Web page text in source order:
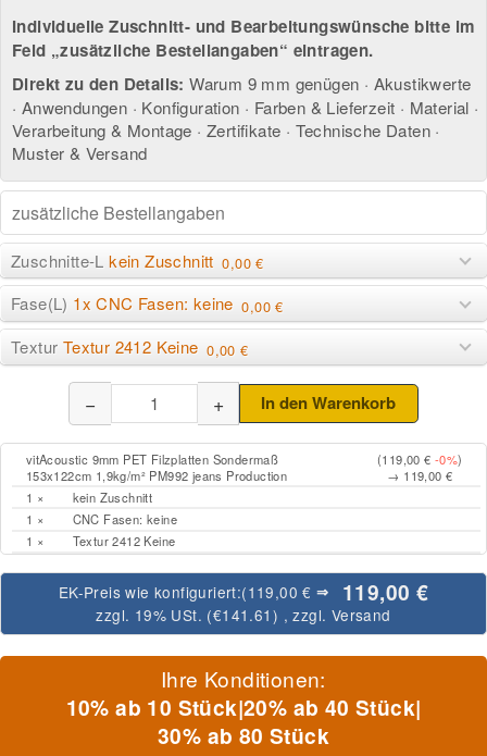
Individuelle Zuschnitt- und Bearbeitungswünsche bitte im
Feld „zusätzliche Bestellangaben“ eintragen.
Direkt zu den Details: Warum 9 mm genügen · Akustikwerte
· Anwendungen · Konfiguration · Farben & Lieferzeit · Material ·
Verarbeitung & Montage ·Zertifikate · Technische Daten ·
Muster & Versand
Zuschnitte-Lkein Zuschnitt 0,00 €
Fase(L) 1x CNC Fasen: keine 0,00 €
Textur Textur 2412 Keine 0,00 €
vitAcoustic 9mm PET Filzplatten Sondermaß
153x122cm 1,9kg/m² PM992 jeans Production
(119,00 € -0%)
→ 119,00 €
1 ×
kein Zuschnitt
1 ×
CNC Fasen: keine
1 ×
Textur 2412 Keine
EK-Preis wie konfiguriert:(119,00 € ⇒ 119,00 €
zzgl. 19% USt. (€141.61 ) , zzgl. Versand
− + In den Warenkorb
Ihre Konditionen:
10% ab 10 Stück|20% ab 40 Stück|
30% ab 80 Stück